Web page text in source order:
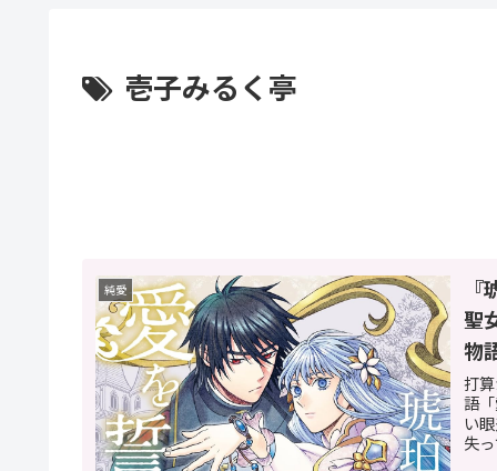
壱子みるく亭
純愛
聖
物
打
語
い
失